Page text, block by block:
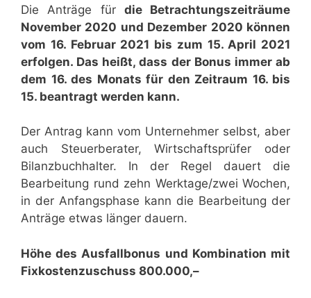
Die Anträge für die Betrachtungszeiträume
November 2020 und Dezember 2020 können
vom 16. Februar 2021 bis zum 15. April 2021
erfolgen. Das heißt, dass der Bonus immer ab
dem 16. des Monats für den Zeitraum 16. bis
15. beantragt werden kann.
Der Antrag kann vom Unternehmer selbst, aber
auch Steuerberater, Wirtschaftsprüfer oder
Bilanzbuchhalter. In der Regel dauert die
Bearbeitung rund zehn Werktage/zwei Wochen,
in der Anfangsphase kann die Bearbeitung der
Anträge etwas länger dauern.
Höhe des Ausfallbonus und Kombination mit
Fixkostenzuschuss 800.000,–